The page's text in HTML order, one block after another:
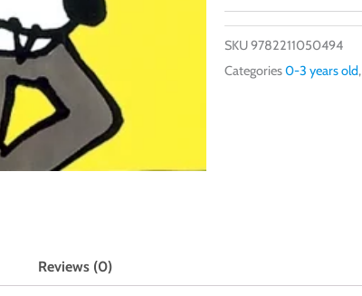
SKU9782211050494
Categories0-3 years old,
Reviews (0)